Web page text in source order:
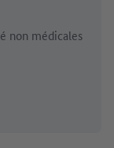
non médicales